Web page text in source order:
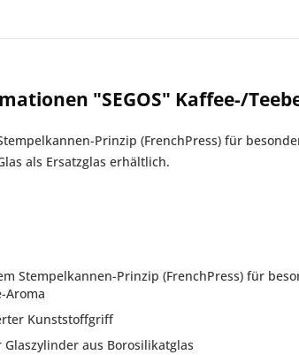
"SEGOS" Kaffee-/
Prinzip (FrenchPress) für
als Ersatzglas erhältlich.
Stempelkannen-Prinzip (FrenchPress) für
Aroma
Kunststoffgriff
aus Borosilikatglas